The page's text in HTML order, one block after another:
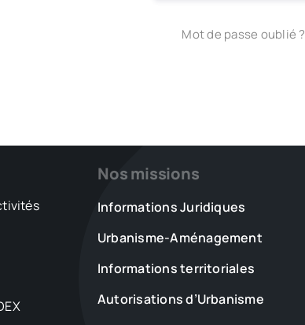
Mot de passe oublié ?
Nos missions
Informations Juridiques
Urbanisme-Aménagement
Informations territoriales
Autorisations d’Urbanisme